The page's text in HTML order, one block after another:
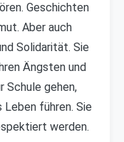
Geschichten
Aber auch
Solidarität. Sie
Ängsten und
Schule gehen,
Leben führen. Sie
werden.